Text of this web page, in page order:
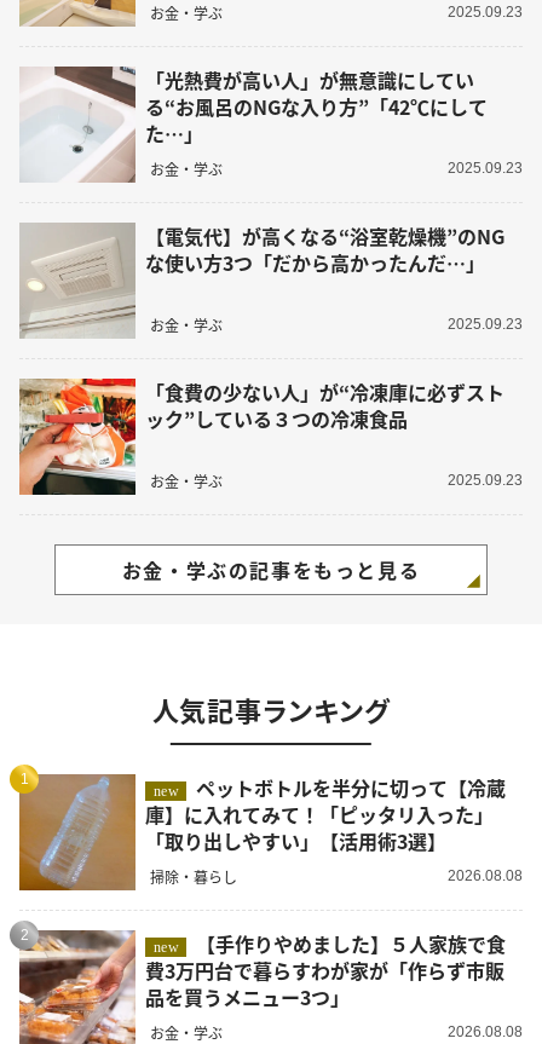
お金・学ぶ 2025.09.23
「光熱費が高い人」が無意識にしてい
る“お風呂のNGな入り方”「42℃にして
た…」
お金・学ぶ 2025.09.23
【電気代】が高くなる“浴室乾燥機”のNG
な使い方3つ「だから高かったんだ…」
お金・学ぶ 2025.09.23
「食費の少ない人」が“冷凍庫に必ずスト
ック”している３つの冷凍食品
お金・学ぶ 2025.09.23
お金・学ぶの記事をもっと見る
人気記事ランキング
1
new
ペットボトルを半分に切って【冷蔵
庫】に入れてみて！「ピッタリ入った」
「取り出しやすい」【活用術3選】
掃除・暮らし 2026.08.08
2
new
費3万円台で暮らすわが家が「作らず市販
品を買うメニュー3つ」
お金・学ぶ 2026.08.08